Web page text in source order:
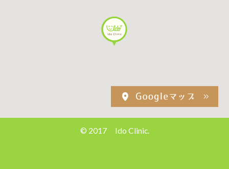
© 2017 Ido Clinic.